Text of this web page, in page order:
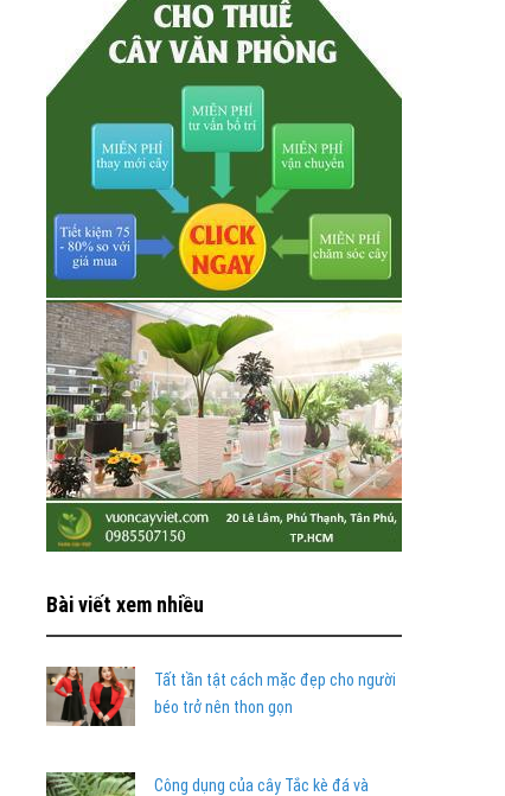
Bài viết xem nhiều
Tất tần tật cách mặc đẹp cho người
béo trở nên thon gọn
Công dụng của cây Tắc kè đá và